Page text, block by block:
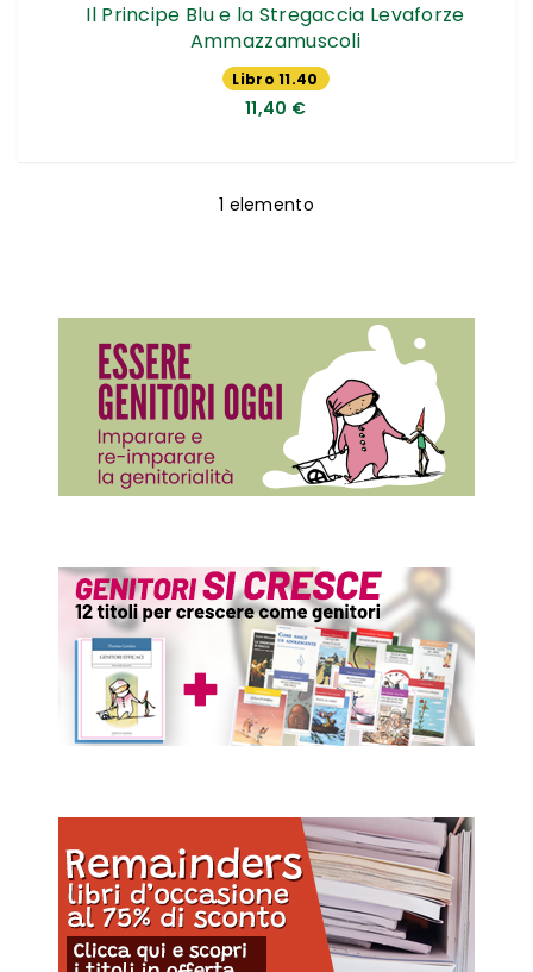
Il Principe Blu e la Stregaccia Levaforze
Ammazzamuscoli
Libro 11.40
€
11,40 €
1 elemento